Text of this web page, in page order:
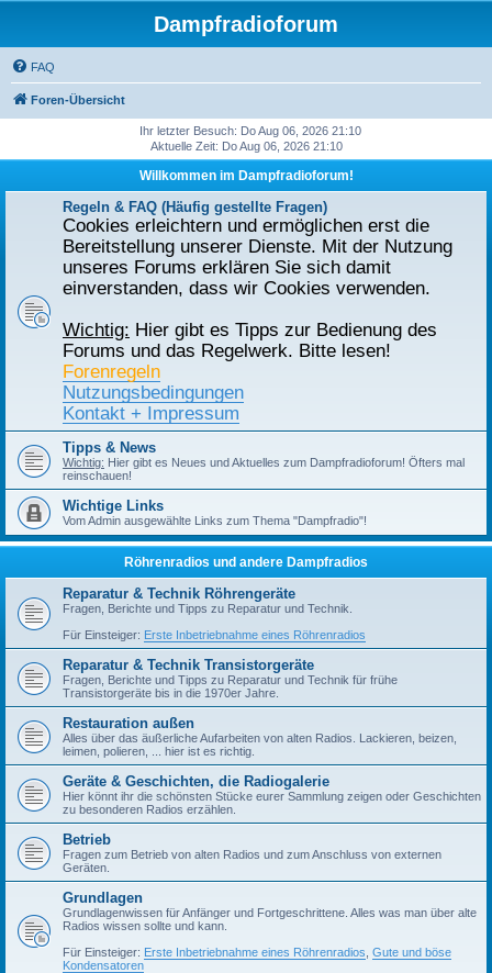
Dampfradioforum
FAQ
Foren-Übersicht
Ihr letzter Besuch: Do Aug 06, 2026 21:10
Aktuelle Zeit: Do Aug 06, 2026 21:10
Willkommen im Dampfradioforum!
Regeln & FAQ (Häufig gestellte Fragen)
Cookies erleichtern und ermöglichen erst die
Bereitstellung unserer Dienste. Mit der Nutzung
unseres Forums erklären Sie sich damit
einverstanden, dass wir Cookies verwenden.
Wichtig: Hier gibt es Tipps zur Bedienung des
Forums und das Regelwerk. Bitte lesen!
Forenregeln
Nutzungsbedingungen
Kontakt + Impressum
Tipps & News
Wichtig: Hier gibt es Neues und Aktuelles zum Dampfradioforum! Öfters mal
reinschauen!
Wichtige Links
Vom Admin ausgewählte Links zum Thema "Dampfradio"!
Röhrenradios und andere Dampfradios
Reparatur & Technik Röhrengeräte
Fragen, Berichte und Tipps zu Reparatur und Technik.
Für Einsteiger: Erste Inbetriebnahme eines Röhrenradios
Reparatur & Technik Transistorgeräte
Fragen, Berichte und Tipps zu Reparatur und Technik für frühe
Transistorgeräte bis in die 1970er Jahre.
Restauration außen
Alles über das äußerliche Aufarbeiten von alten Radios. Lackieren, beizen,
leimen, polieren, ... hier ist es richtig.
Geräte & Geschichten, die Radiogalerie
Hier könnt ihr die schönsten Stücke eurer Sammlung zeigen oder Geschichten
zu besonderen Radios erzählen.
Betrieb
Fragen zum Betrieb von alten Radios und zum Anschluss von externen
Geräten.
Grundlagen
Grundlagenwissen für Anfänger und Fortgeschrittene. Alles was man über alte
Radios wissen sollte und kann.
Für Einsteiger: Erste Inbetriebnahme eines Röhrenradios Gute und böse
Kondensatoren